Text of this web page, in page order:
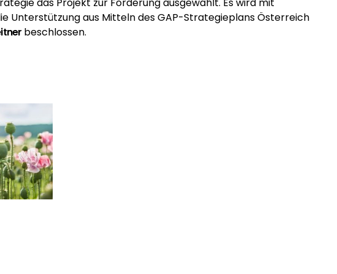
Unterstützung aus Mitteln des GAP-Strategieplans Österreich
beschlossen.